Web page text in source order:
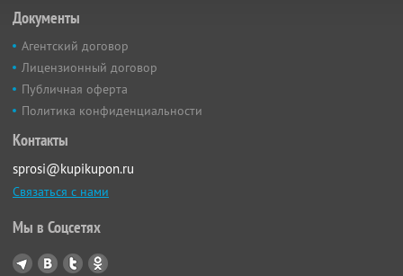
Документы
Агентский договор
Лицензионный договор
Публичная оферта
Политика конфиденциальности
Контакты
sprosi@kupikupon.ru
Связаться с нами
Мы в Соцсетях